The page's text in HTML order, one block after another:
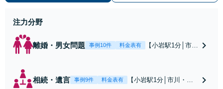
注力分野
離婚・男女問題 事例10件 料金表有
【小岩駅1分│市
回避、裁判提起前
の和解、子の認知
相続・遺言 事例9件 料金表有
【小岩駅1分│市川・船